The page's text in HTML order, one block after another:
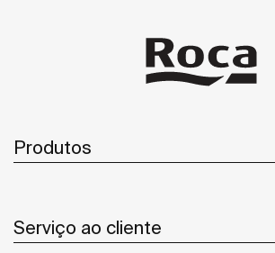
Produtos
Serviço ao cliente